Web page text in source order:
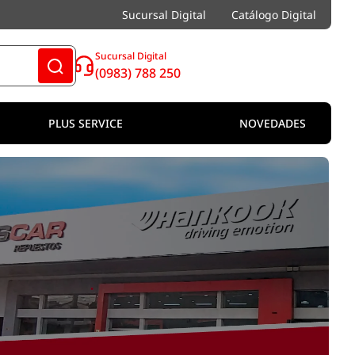
Sucursal Digital Catálogo Digital
Sucursal Digital
(0983) 788 250
PLUS SERVICE NOVEDADES